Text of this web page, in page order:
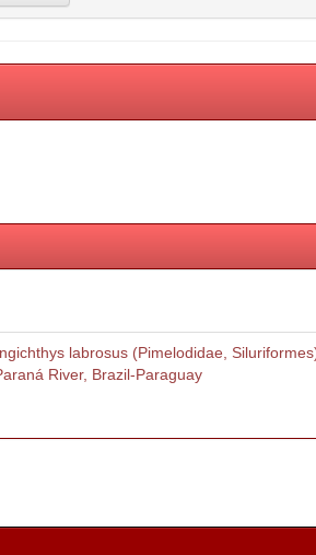
labrosus (Pimelodidae,
River, Brazil-Paraguay